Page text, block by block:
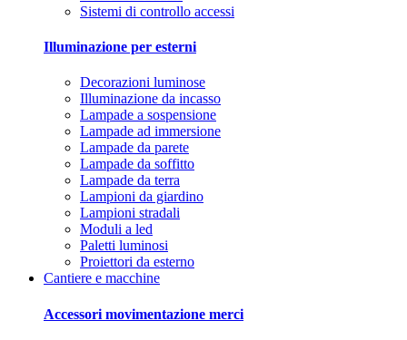
Sistemi di controllo accessi
Illuminazione per esterni
Decorazioni luminose
Illuminazione da incasso
Lampade a sospensione
Lampade ad immersione
Lampade da parete
Lampade da soffitto
Lampade da terra
Lampioni da giardino
Lampioni stradali
Moduli a led
Paletti luminosi
Proiettori da esterno
Cantiere e macchine
Accessori movimentazione merci